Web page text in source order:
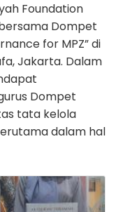
Foundation
Dompet
for MPZ” di
Jakarta. Dalam
Dompet
tata kelola
dalam hal